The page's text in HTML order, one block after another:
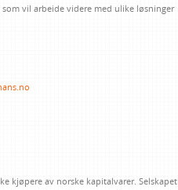
vil arbeide videre med ulike løsninger
kjøpere av norske kapitalvarer. Selskapet